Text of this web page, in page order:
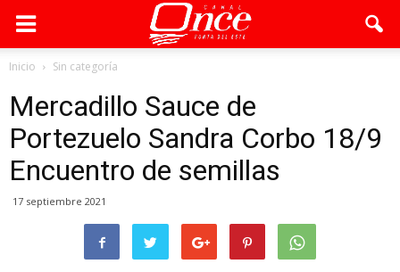
Inicio Sin categoría
Mercadillo Sauce de
Portezuelo Sandra Corbo 18/9
Encuentro de semillas
17 septiembre 2021